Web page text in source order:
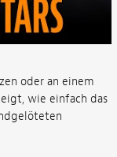
oder an einem
wie einfach das